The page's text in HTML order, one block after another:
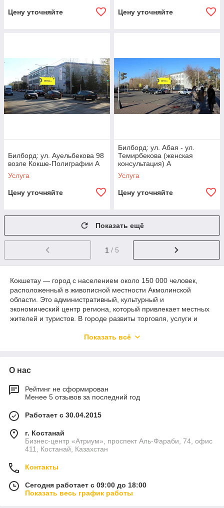
Цену уточняйте Цену уточняйте
Билборд: ул. Ауельбекова 98
возле Кокше-Полиграфии А
Услуга
Цену уточняйте
Билборд: ул. Абая - ул.
Темирбекова (женская
консультация) А
Услуга
Цену уточняйте
Показать ещё
1 / 5
Кокшетау — город с населением около 150 000 человек,
расположенный в живописной местности Акмолинской
области. Это административный, культурный и
экономический центр региона, который привлекает местных
жителей и туристов. В городе развиты торговля, услуги и
развлекательных зонах. Реклама в Кокшетау будет
популярные туристические объекты.
Показать всё
О нас
Рейтинг не сформирован
Менее 5 отзывов за последний год
Работает с 30.04.2015
г. Костанай
Бизнес-центр «Атриум», проспект Аль-Фараби, 74, офис
411, Костанай, Казахстан
Контакты
Сегодня работает с 09:00 до 18:00
Показать весь график работы